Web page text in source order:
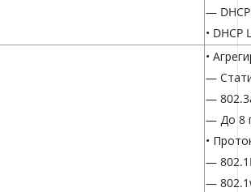
—
• DHCP
•
—
—
— До 8
•
—
—